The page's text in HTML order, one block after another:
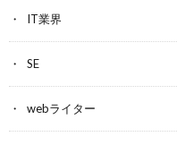
IT業界
SE
webライター